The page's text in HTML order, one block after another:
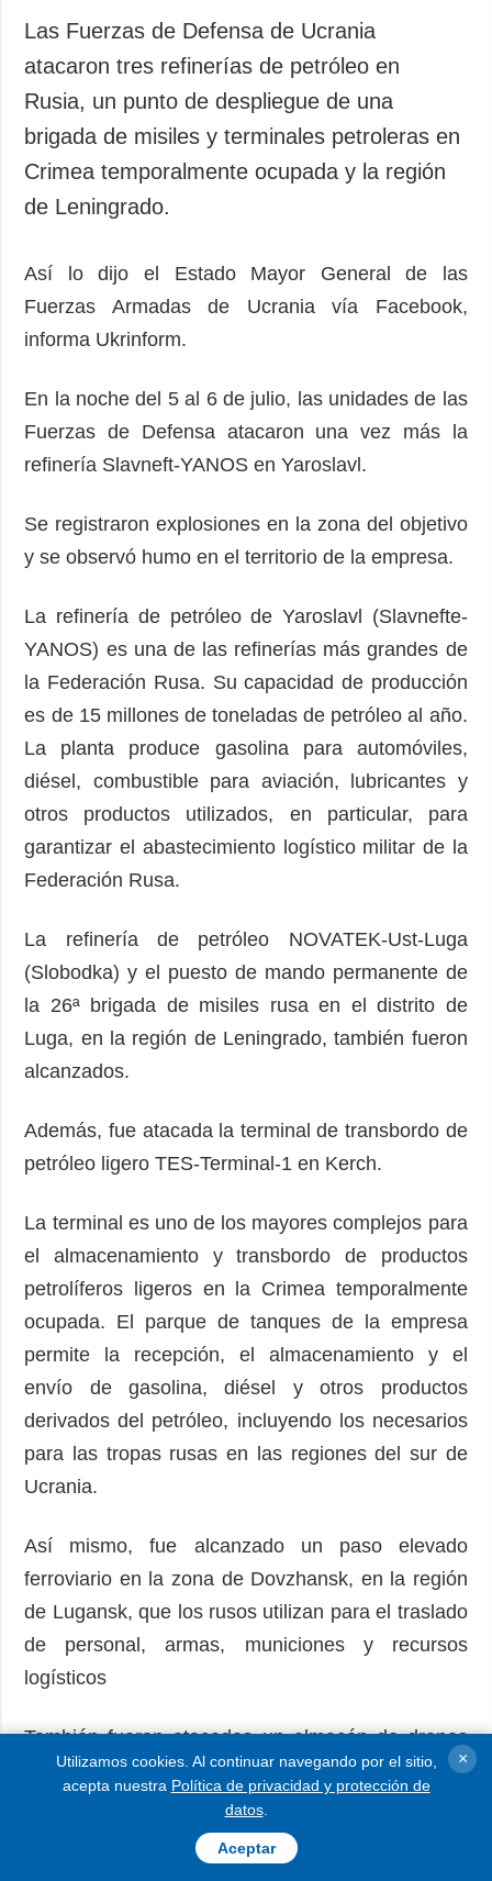
Las Fuerzas de Defensa de Ucrania
atacaron tres refinerías de petróleo en
Rusia, un punto de despliegue de una
brigada de misiles y terminales petroleras en
Crimea temporalmente ocupada y la región
de Leningrado.
Así lo dijo el Estado Mayor General de las
Fuerzas Armadas de Ucrania vía Facebook,
informa Ukrinform.
En la noche del 5 al 6 de julio, las unidades de las
Fuerzas de Defensa atacaron una vez más la
refinería Slavneft-YANOS en Yaroslavl.
Se registraron explosiones en la zona del objetivo
y se observó humo en el territorio de la empresa.
La refinería de petróleo de Yaroslavl (Slavnefte-
YANOS) es una de las refinerías más grandes de
la Federación Rusa. Su capacidad de producción
es de 15 millones de toneladas de petróleo al año.
La planta produce gasolina para automóviles,
diésel, combustible para aviación, lubricantes y
otros productos utilizados, en particular, para
garantizar el abastecimiento logístico militar de la
Federación Rusa.
La refinería de petróleo NOVATEK-Ust-Luga
(Slobodka) y el puesto de mando permanente de
la 26ª brigada de misiles rusa en el distrito de
Luga, en la región de Leningrado, también fueron
alcanzados.
Además, fue atacada la terminal de transbordo de
petróleo ligero TES-Terminal-1 en Kerch.
La terminal es uno de los mayores complejos para
el almacenamiento y transbordo de productos
petrolíferos ligeros en la Crimea temporalmente
ocupada. El parque de tanques de la empresa
permite la recepción, el almacenamiento y el
envío de gasolina, diésel y otros productos
derivados del petróleo, incluyendo los necesarios
para las tropas rusas en las regiones del sur de
Ucrania.
Así mismo, fue alcanzado un paso elevado
ferroviario en la zona de Dovzhansk, en la región
de Lugansk, que los rusos utilizan para el traslado
de personal, armas, municiones y recursos
logísticos
También fueron atacados un almacén de drones
enemigos en la zona de Chervonpopivka y una
concentración de equipo militar cerca de
Pysarivka, en la región de Lugansk.
Utilizamos cookies. Al continuar navegando por el sitio,
acepta nuestra Política de privacidad y protección de
datos.
Aceptar
×